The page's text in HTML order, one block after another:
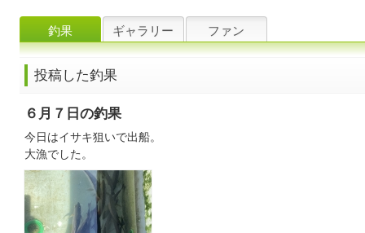
釣果 ギャラリー ファン
投稿した釣果
６月７日の釣果
今日はイサキ狙いで出船。
大漁でした。